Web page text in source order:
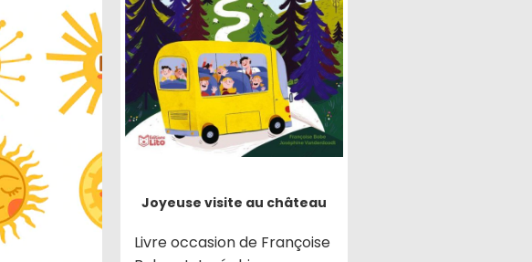
Joyeuse visite au château
Livre occasion de Françoise